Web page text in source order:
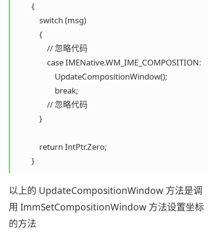
        {
            switch (msg)
            {
                case IMENative.WM_IME_COMPOSITION:
                    UpdateCompositionWindow();
                    break;
            }
            return IntPtr.Zero;
        }
以上的 UpdateCompositionWindow 方法是调
用 ImmSetCompositionWindow 方法设置坐标
的方法